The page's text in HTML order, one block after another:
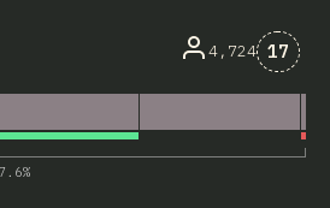
%
4,724 对
17